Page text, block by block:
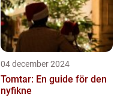
04 december 2024
Tomtar: En guide för den
nyfikne